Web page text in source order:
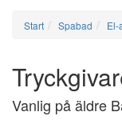
Start Spabad El-
Vanlig på äldre